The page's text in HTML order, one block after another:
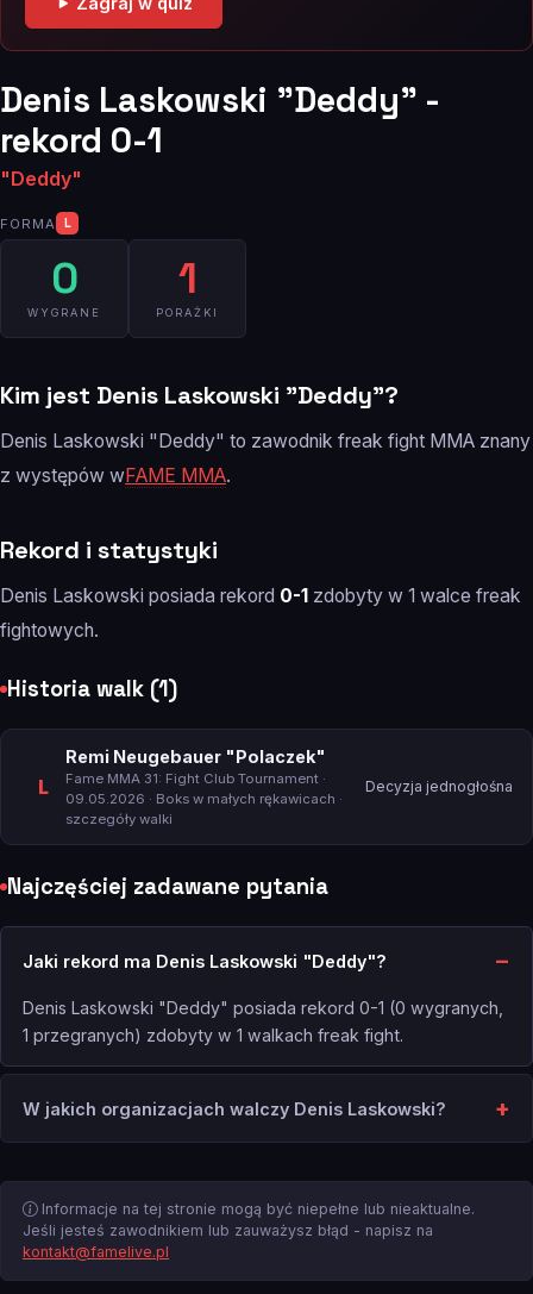
Denis Laskowski "Deddy" -
rekord 0-1
"Deddy"
FORMA L
0
WYGRANE
1
PORAŻKI
Kim jest Denis Laskowski "Deddy"?
Denis Laskowski "Deddy" to zawodnik freak fight MMA znany
z występów wFAME MMA.
Rekord i statystyki
Denis Laskowski posiada rekord 0-1 zdobyty w 1 walce freak
fightowych.
Historia walk (1)
L
Remi Neugebauer "Polaczek"
Fame MMA 31: Fight Club Tournament ·
09.05.2026 · Boks w małych rękawicach ·
szczegóły walki
Decyzja jednogłośna
Najczęściej zadawane pytania
Jaki rekord ma Denis Laskowski "Deddy"?
Denis Laskowski "Deddy" posiada rekord 0-1 (0 wygranych,
1 przegranych) zdobyty w 1 walkach freak fight.
W jakich organizacjach walczy Denis Laskowski?
Informacje na tej stronie mogą być niepełne lub nieaktualne.
Jeśli jesteś zawodnikiem lub zauważysz błąd - napisz na
kontakt@famelive.pl